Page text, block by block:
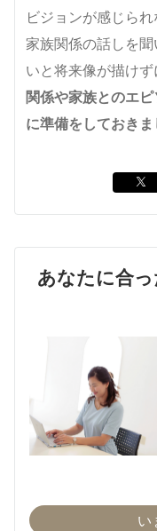
ビジョンが感じられ
家族関係の話しを
いと将来像が描けず
関係や家族とのエ
に準備をしておきま
あなたに合
い